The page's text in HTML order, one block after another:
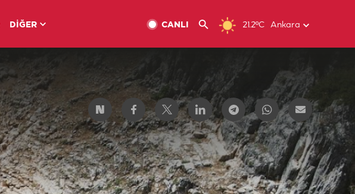
DİĞER 21.2ºC Ankara
CANLI